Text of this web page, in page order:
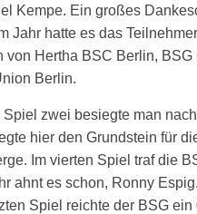
Kempe. Ein großes
Jahr hatte es das
Hertha BSC Berlin,
Berlin.
zwei besiegte man
hier den Grundstein für
Im vierten Spiel traf die
ahnt es schon, Ronny
Spiel reichte der BSG ein